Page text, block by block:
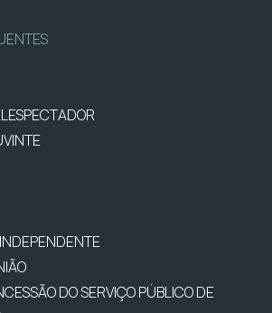
DO SERVIÇO PÚBLICO DE